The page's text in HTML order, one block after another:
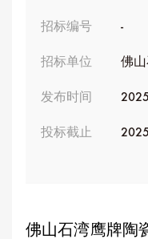
招标编号 -
招标单位 佛
发布时间
投标截止
佛山石湾鹰牌陶